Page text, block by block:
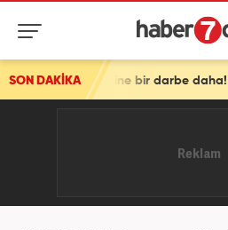
SON DAKİKAbir darbe daha! Tokat gibi